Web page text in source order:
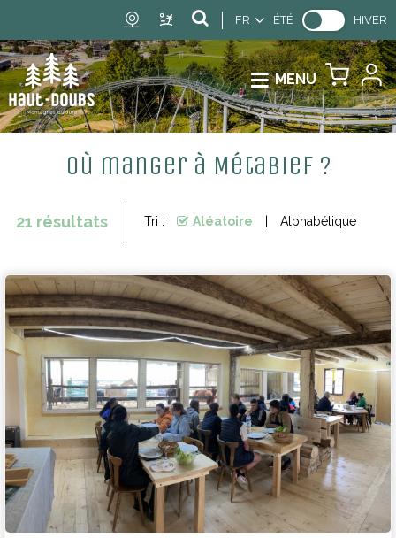
FR ÉTÉ HIVER
MENU
Où manger à Métabief ?
21 résultats Tri : Aléatoire Alphabétique